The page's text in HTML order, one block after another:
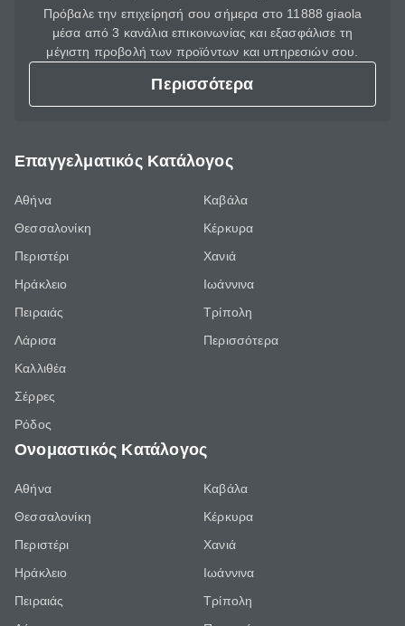
Πρόβαλε την επιχείρησή σου σήμερα στο 11888 giaola
μέσα από 3 κανάλια επικοινωνίας και εξασφάλισε τη
μέγιστη προβολή των προϊόντων και υπηρεσιών σου.
Περισσότερα
Επαγγελματικός Κατάλογος
Αθήνα
Θεσσαλονίκη
Περιστέρι
Ηράκλειο
Πειραιάς
Λάρισα
Καλλιθέα
Σέρρες
Ρόδος
Καβάλα
Κέρκυρα
Χανιά
Ιωάννινα
Τρίπολη
Περισσότερα
Ονομαστικός Κατάλογος
Αθήνα
Θεσσαλονίκη
Περιστέρι
Ηράκλειο
Πειραιάς
Καβάλα
Κέρκυρα
Χανιά
Ιωάννινα
Τρίπολη